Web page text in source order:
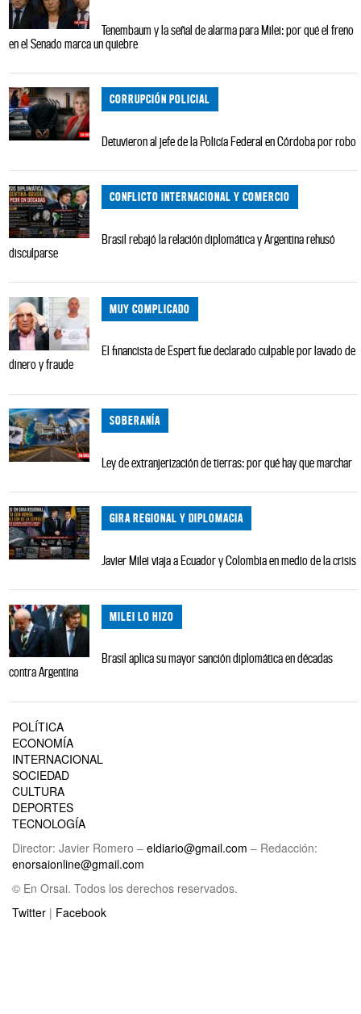
Tenembaum y la señal de alarma para Milei: por qué el freno
en el Senado marca un quiebre
CORRUPCIÓN POLICIAL
Detuvieron al jefe de la Policía Federal en Córdoba por robo
CONFLICTO INTERNACIONAL Y COMERCIO
Brasil rebajó la relación diplomática y Argentina rehusó
disculparse
MUY COMPLICADO
El financista de Espert fue declarado culpable por lavado de
dinero y fraude
SOBERANÍA
Ley de extranjerización de tierras: por qué hay que marchar
GIRA REGIONAL Y DIPLOMACIA
Javier Milei viaja a Ecuador y Colombia en medio de la crisis
MILEI LO HIZO
Brasil aplica su mayor sanción diplomática en décadas
contra Argentina
POLÍTICA
ECONOMÍA
INTERNACIONAL
SOCIEDAD
CULTURA
DEPORTES
TECNOLOGÍA
Director: Javier Romero – eldiario@gmail.com – Redacción:
enorsaionline@gmail.com
© En Orsai. Todos los derechos reservados.
Twitter | Facebook